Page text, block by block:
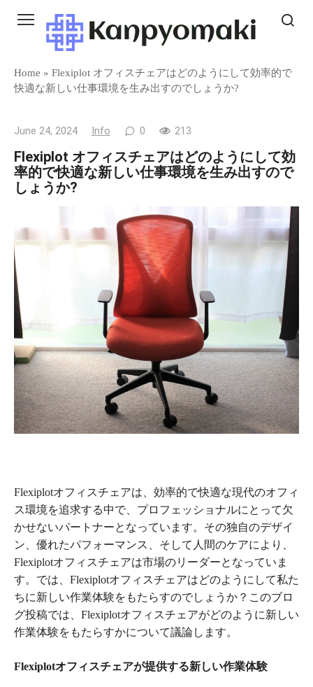
Home » Flexiplot オフィスチェアはどのようにして効率的で
快適な新しい仕事環境を生み出すのでしょうか?
June 24, 2024 Info 0 213
Flexiplot オフィスチェアはどのようにして効
率的で快適な新しい仕事環境を生み出すので
しょうか?
Flexiplotオフィスチェアは、効率的で快適な現代のオフィ
ス環境を追求する中で、プロフェッショナルにとって欠
かせないパートナーとなっています。その独自のデザイ
ン、優れたパフォーマンス、そして人間のケアにより、
Flexiplotオフィスチェアは市場のリーダーとなっていま
す。では、Flexiplotオフィスチェアはどのようにして私た
ちに新しい作業体験をもたらすのでしょうか？このブロ
グ投稿では、Flexiplotオフィスチェアがどのように新しい
作業体験をもたらすかについて議論します。
Flexiplotオフィスチェアが提供する新しい作業体験